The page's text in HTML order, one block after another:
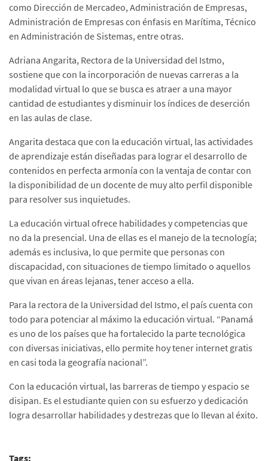
como Dirección de Mercadeo, Administración de Empresas,
Administración de Empresas con énfasis en Marítima, Técnico
en Administración de Sistemas, entre otras.
Adriana Angarita, Rectora de la Universidad del Istmo,
sostiene que con la incorporación de nuevas carreras a la
modalidad virtual lo que se busca es atraer a una mayor
cantidad de estudiantes y disminuir los índices de deserción
en las aulas de clase.
Angarita destaca que con la educación virtual, las actividades
de aprendizaje están diseñadas para lograr el desarrollo de
contenidos en perfecta armonía con la ventaja de contar con
la disponibilidad de un docente de muy alto perfil disponible
para resolver sus inquietudes.
La educación virtual ofrece habilidades y competencias que
no da la presencial. Una de ellas es el manejo de la tecnología;
además es inclusiva, lo que permite que personas con
discapacidad, con situaciones de tiempo limitado o aquellos
que vivan en áreas lejanas, tener acceso a ella.
Para la rectora de la Universidad del Istmo, el país cuenta con
todo para potenciar al máximo la educación virtual. “Panamá
es uno de los países que ha fortalecido la parte tecnológica
con diversas iniciativas, ello permite hoy tener internet gratis
en casi toda la geografía nacional”.
Con la educación virtual, las barreras de tiempo y espacio se
disipan. Es el estudiante quien con su esfuerzo y dedicación
logra desarrollar habilidades y destrezas que lo llevan al éxito.
Tags: